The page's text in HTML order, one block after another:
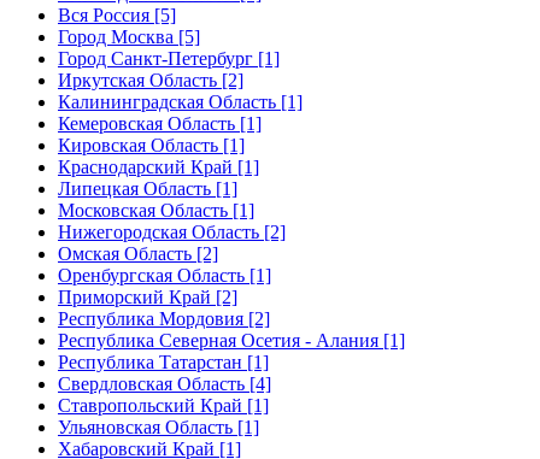
Вся Россия [5]
Город Москва [5]
Город Санкт-Петербург [1]
Иркутская Область [2]
Калининградская Область [1]
Кемеровская Область [1]
Кировская Область [1]
Краснодарский Край [1]
Липецкая Область [1]
Московская Область [1]
Нижегородская Область [2]
Омская Область [2]
Оренбургская Область [1]
Приморский Край [2]
Республика Мордовия [2]
Республика Северная Осетия - Алания [1]
Республика Татарстан [1]
Свердловская Область [4]
Ставропольский Край [1]
Ульяновская Область [1]
Хабаровский Край [1]